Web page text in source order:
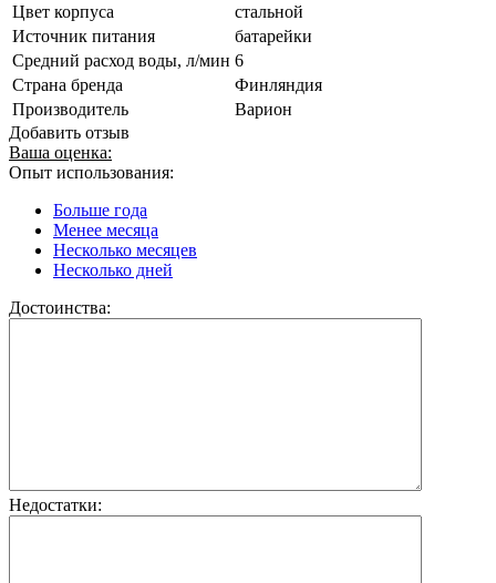
Цвет корпуса
стальной
Источник питания
батарейки
Средний расход воды, л/мин 6
Страна бренда
Финляндия
Производитель
Варион
Добавить отзыв
Ваша оценка:
Опыт использования:
Больше года
Менее месяца
Несколько месяцев
Несколько дней
Достоинства:
Недостатки: